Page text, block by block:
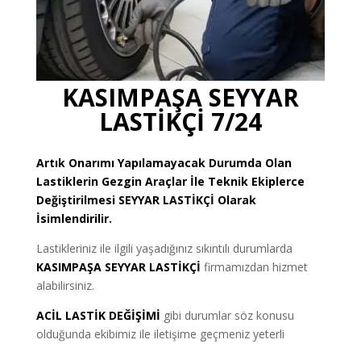
KASIMPAŞA SEYYAR
LASTİKÇİ 7/24
Artık Onarımı Yapılamayacak Durumda Olan
Lastiklerin Gezgin Araçlar İle Teknik Ekiplerce
Değiştirilmesi SEYYAR LASTİKÇİ Olarak
İsimlendirilir.
Lastikleriniz ile ilgili yaşadığınız sıkıntılı durumlarda
KASIMPAŞA SEYYAR LASTİKÇİ firmamızdan hizmet
alabilirsiniz.
ACİL LASTİK DEĞİŞİMİ gibi durumlar söz konusu
olduğunda ekibimiz ile iletişime geçmeniz yeterli